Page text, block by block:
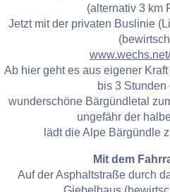
(alternativ 3 km
Jetzt mit der privaten Buslinie
Ab hier geht es aus eigener
bis 3 Stunden
wunderschöne Bärgündletal
ungefähr der
lädt die Alpe Bärgündle
Mit dem
Auf der Asphaltstraße durch